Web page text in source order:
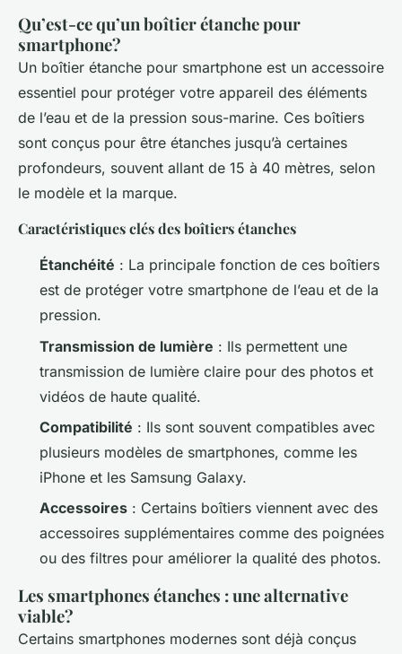
Qu’est-ce qu’un boîtier étanche pour
smartphone?
Un boîtier étanche pour smartphone est un accessoire
essentiel pour protéger votre appareil des éléments
de l’eau et de la pression sous-marine. Ces boîtiers
sont conçus pour être étanches jusqu’à certaines
profondeurs, souvent allant de 15 à 40 mètres, selon
le modèle et la marque.
Caractéristiques clés des boîtiers étanches
Étanchéité : La principale fonction de ces boîtiers
est de protéger votre smartphone de l’eau et de la
pression.
Transmission de lumière : Ils permettent une
transmission de lumière claire pour des photos et
vidéos de haute qualité.
Compatibilité : Ils sont souvent compatibles avec
plusieurs modèles de smartphones, comme les
iPhone et les Samsung Galaxy.
Accessoires : Certains boîtiers viennent avec des
accessoires supplémentaires comme des poignées
ou des filtres pour améliorer la qualité des photos.
Les smartphones étanches : une alternative
viable?
Certains smartphones modernes sont déjà conçus